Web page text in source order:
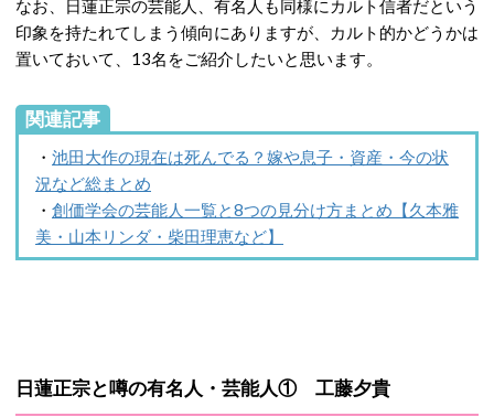
なお、日蓮正宗の芸能人、有名人も同様にカルト信者だという
印象を持たれてしまう傾向にありますが、カルト的かどうかは
置いておいて、13名をご紹介したいと思います。
関連記事
・ 池田大作の現在は死んでる？嫁や息子・資産・今の状
況など総まとめ
・ 創価学会の芸能人一覧と8つの見分け方まとめ【久本雅
美・山本リンダ・柴田理恵など】
日蓮正宗と噂の有名人・芸能人① 工藤夕貴